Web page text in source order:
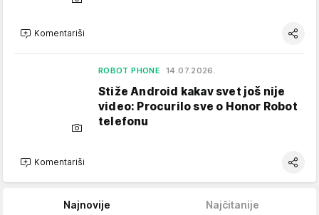
Komentariši
ROBOT PHONE 14.07.2026.
Stiže Android kakav svet još nije
video: Procurilo sve o Honor Robot
telefonu
Komentariši
Najnovije Najčitanije